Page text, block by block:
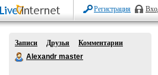
Регистрация
Записи Друзья
Комментарии
Alexandr master